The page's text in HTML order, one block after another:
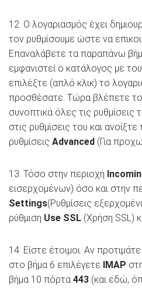
12. Ο λογαριασμός έχει
τον ρυθμίσουμε ώστε να
Επαναλάβετε τα παραπάνω
εμφανιστεί ο κατάλογος με
επιλέξτε (απλό κλικ) το
προσθέσατε. Τώρα βλέπετε
συνοπτικά όλες τις
στις ρυθμίσεις του και
ρυθμίσεις Advanced (Για
13. Τόσο στην περιοχή
εισερχομένων) όσο και στην
Settings(Ρυθμίσεις
ρύθμιση Use SSL (Χρήση SSL)
14. Είστε έτοιμοι. Αν
στο βήμα 6 επιλέγετε
IMAP
βήμα 10 πόρτα443 (και εδώ,